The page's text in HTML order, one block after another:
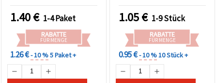
1.40€ 1-4 Paket
RABATTE
FÜR MENGE
1.26 €- 10 %5 Paket +
1.05€ 1-9 Stück
RABATTE
FÜR MENGE
0.95 €- 10 %10 Stück +